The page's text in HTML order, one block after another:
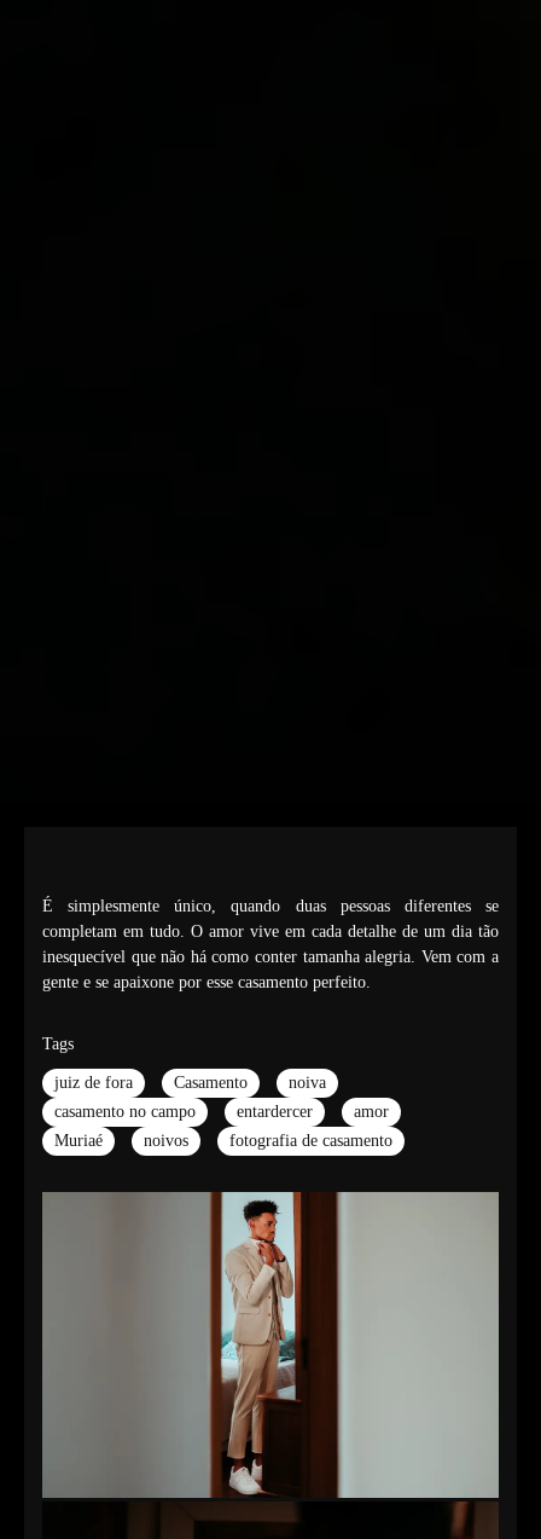
É simplesmente único, quando duas pessoas diferentes se
completam em tudo. O amor vive em cada detalhe de um dia tão
inesquecível que não há como conter tamanha alegria. Vem com a
gente e se apaixone por esse casamento perfeito.
Tags
juiz de fora Casamento
noiva
casamento no campo
entardercer
amor
Muriaé
noivos fotografia de casamento